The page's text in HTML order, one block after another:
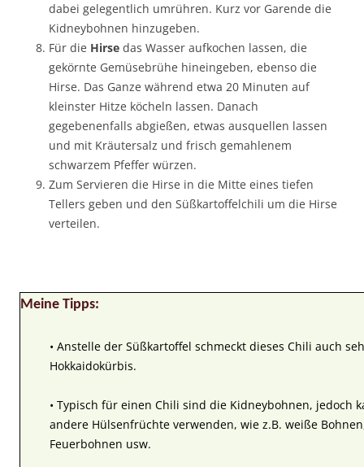
dabei gelegentlich umrühren. Kurz vor Garende die
Kidneybohnen hinzugeben.
Für die Hirse das Wasser aufkochen lassen, die
gekörnte Gemüsebrühe hineingeben, ebenso die
Hirse. Das Ganze während etwa 20 Minuten auf
kleinster Hitze köcheln lassen. Danach
gegebenenfalls abgießen, etwas ausquellen lassen
und mit Kräutersalz und frisch gemahlenem
schwarzem Pfeffer würzen.
Zum Servieren die Hirse in die Mitte eines tiefen
Tellers geben und den Süßkartoffelchili um die Hirse
verteilen.
Meine Tipps:
• Anstelle der Süßkartoffel schmeckt dieses Chili auch
Hokkaidokürbis.
• Typisch für einen Chili sind die Kidneybohnen, jedoch
andere Hülsenfrüchte verwenden, wie z.B. weiße
Feuerbohnen usw.